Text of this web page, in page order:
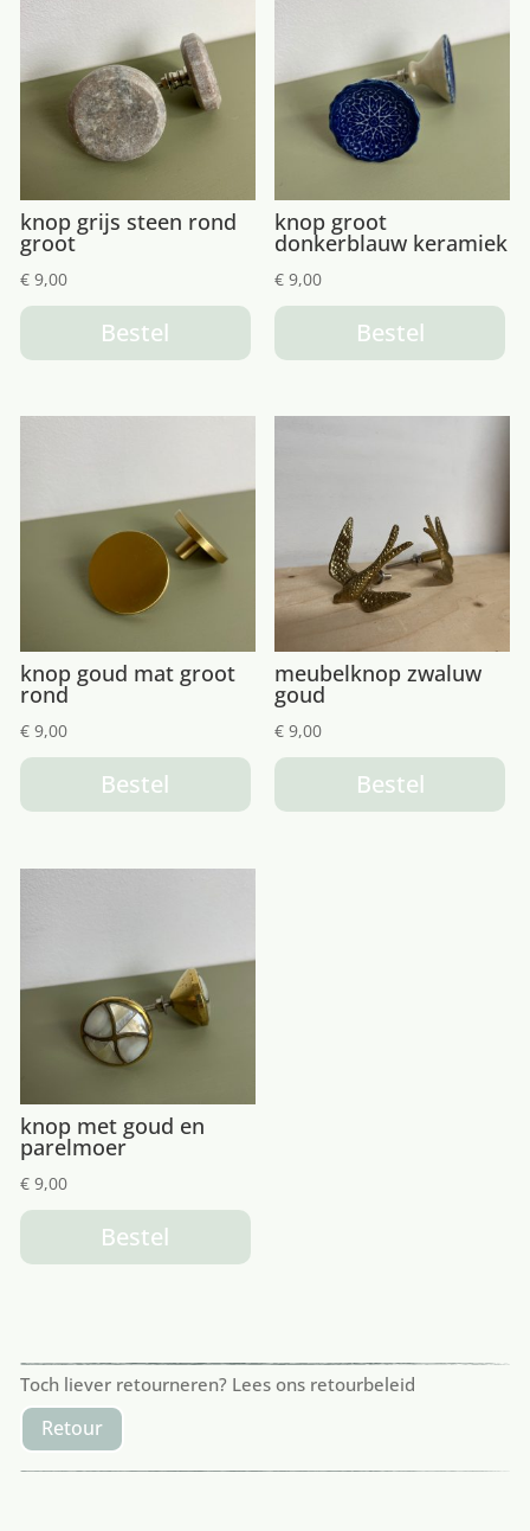
knop grijs steen rond
groot
€9,00
Bestel
knop groot
donkerblauw keramiek
€ 9,00
Bestel
knop goud mat groot
rond
€9,00
Bestel
meubelknop zwaluw
goud
€ 9,00
Bestel
knop met goud en
parelmoer
€9,00
Bestel
Toch liever retourneren? Lees ons retourbeleid
Retour